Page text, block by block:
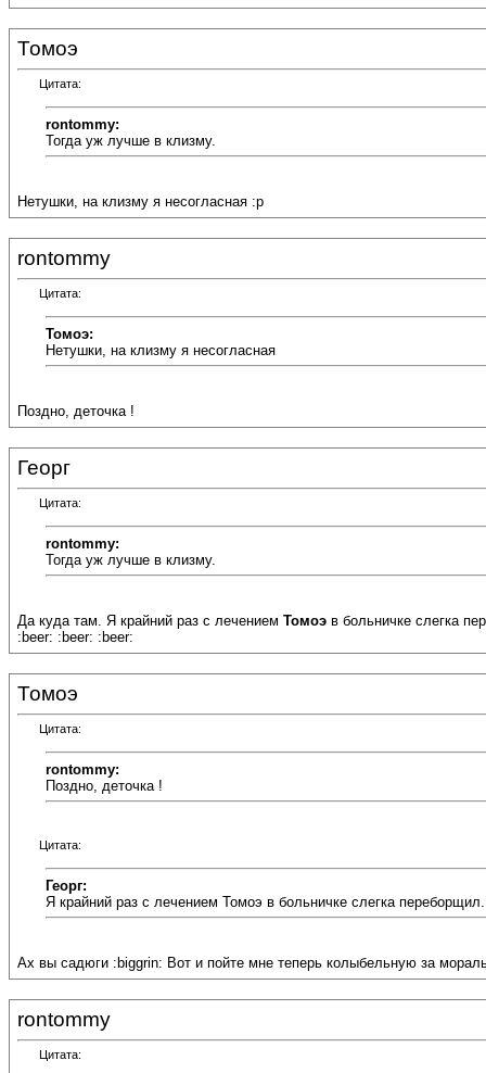
Томоэ
Цитата:
rontommy:
Тогда уж лучше в клизму.
Нетушки, на клизму я несогласная :p
rontommy
Цитата:
Томоэ:
Нетушки, на клизму я несогласная
Поздно, деточка !
Георг
Цитата:
rontommy:
Тогда уж лучше в клизму.
Да куда там. Я крайний раз с лечением Томоэ в больничке слегка
:beer: :beer: :beer:
Томоэ
Цитата:
rontommy:
Поздно, деточка !
Цитата:
Георг:
Я крайний раз с лечением Томоэ в больничке слегка
Ах вы садюги :biggrin: Вот и пойте мне теперь колыбельную за
rontommy
Цитата: